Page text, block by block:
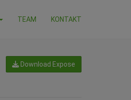
TEAM KONTAKT
Download Expose